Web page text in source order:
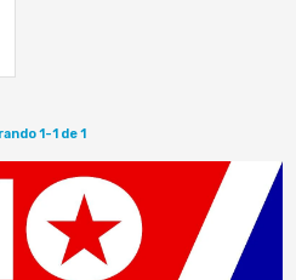
1-1 de 1